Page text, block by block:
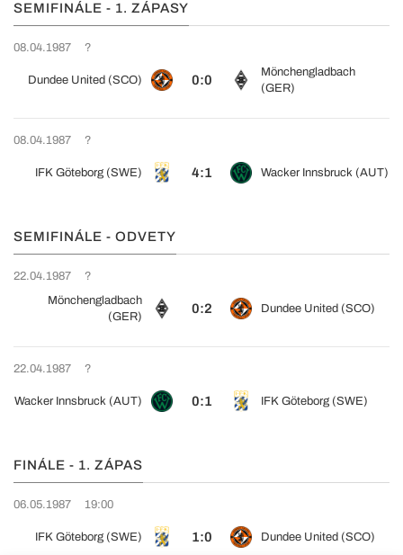
SEMIFINÁLE - 1. ZÁPASY
08.04.1987 ?
Dundee United (SCO) 0:0
Mönchengladbach
(GER)
08.04.1987 ?
IFK Göteborg (SWE) 4:1 Wacker Innsbruck (AUT)
SEMIFINÁLE - ODVETY
22.04.1987
?
Mönchengladbach
(GER)
0:2 Dundee United (SCO)
22.04.1987 ?
Wacker Innsbruck (AUT) 0:1 IFK Göteborg (SWE)
FINÁLE - 1. ZÁPAS
06.05.1987 19:00
IFK Göteborg (SWE) 1:0 Dundee United (SCO)